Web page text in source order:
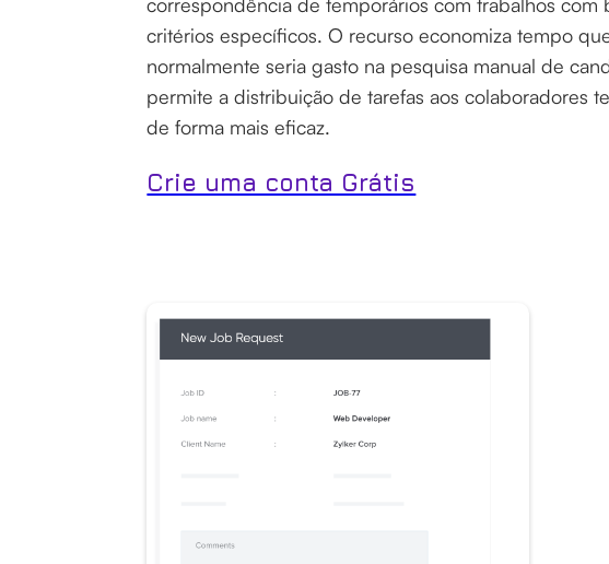
critérios específicos. O recurso economiza tempo
normalmente seria gasto na pesquisa manual de
permite a distribuição de tarefas aos colaboradores
de forma mais eficaz.
Crie uma conta Grátis